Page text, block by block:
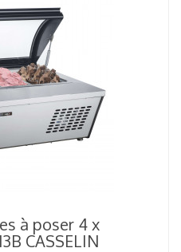
à poser 4 x
CASSELIN